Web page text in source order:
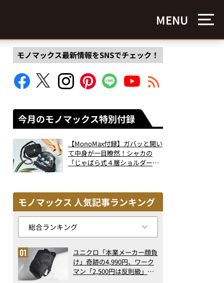
MENU
モノマックス最新情報をSNSでチェック！
今月のモノマックス特別付録
【MonoMax付録】ガバッと開い
て中身が一目瞭然！シャカの
「じゃばら式４層ショルダーバ
モノマックス 人気記事ランキング
ユニクロ「本業メーカー顔負
け」奇跡の4,990円、ワーク
マン「2,500円は反則級」凄